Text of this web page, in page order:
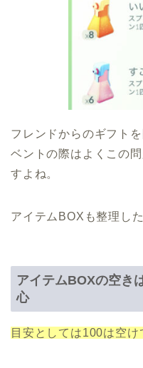
フレンドからのギフト
ベントの際はよくこの
すよね。
アイテムBOXも整理し
アイテムBOXの空き
心
目安としては100は空け